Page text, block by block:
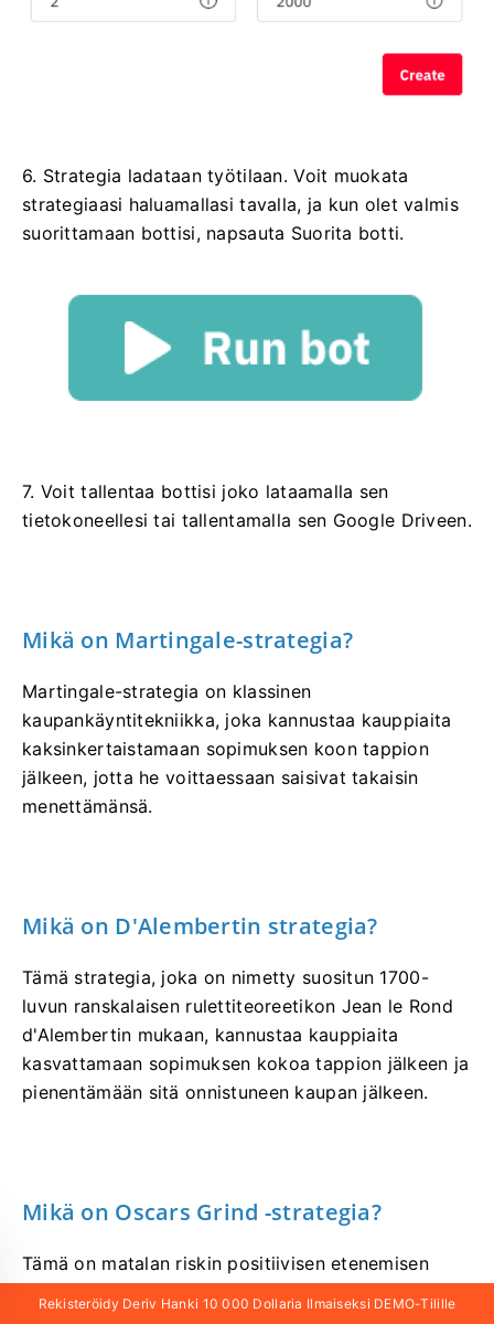
6. Strategia ladataan työtilaan. Voit muokata
strategiaasi haluamallasi tavalla, ja kun olet valmis
suorittamaan bottisi, napsauta Suorita botti.
7. Voit tallentaa bottisi joko lataamalla sen
tietokoneellesi tai tallentamalla sen Google Driveen.
Mikä on Martingale-strategia?
Martingale-strategia on klassinen
kaupankäyntitekniikka, joka kannustaa kauppiaita
kaksinkertaistamaan sopimuksen koon tappion
jälkeen, jotta he voittaessaan saisivat takaisin
menettämänsä.
Mikä on D'Alembertin strategia?
Tämä strategia, joka on nimetty suositun 1700-
luvun ranskalaisen rulettiteoreetikon Jean le Rond
d'Alembertin mukaan, kannustaa kauppiaita
kasvattamaan sopimuksen kokoa tappion jälkeen ja
pienentämään sitä onnistuneen kaupan jälkeen.
Mikä on Oscars Grind -strategia?
Tämä on matalan riskin positiivisen etenemisen
Rekisteröidy Deriv Hanki 10 000 Dollaria Ilmaiseksi DEMO-Tilille